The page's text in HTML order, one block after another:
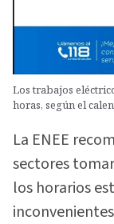
Los trabajos
horas, según el
La ENEE
sectores
los horarios